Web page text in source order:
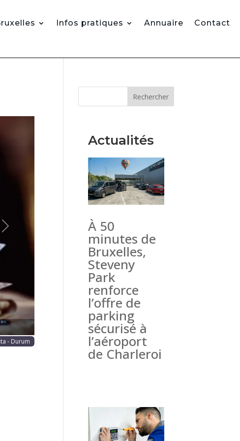
Infos pratiques Annuaire Contact
Prochaine
- Durum
Rechercher
Actualités
À 50
minutes de
Bruxelles,
Steveny
Park
renforce
l’offre de
parking
sécurisé à
l’aéroport
de Charleroi